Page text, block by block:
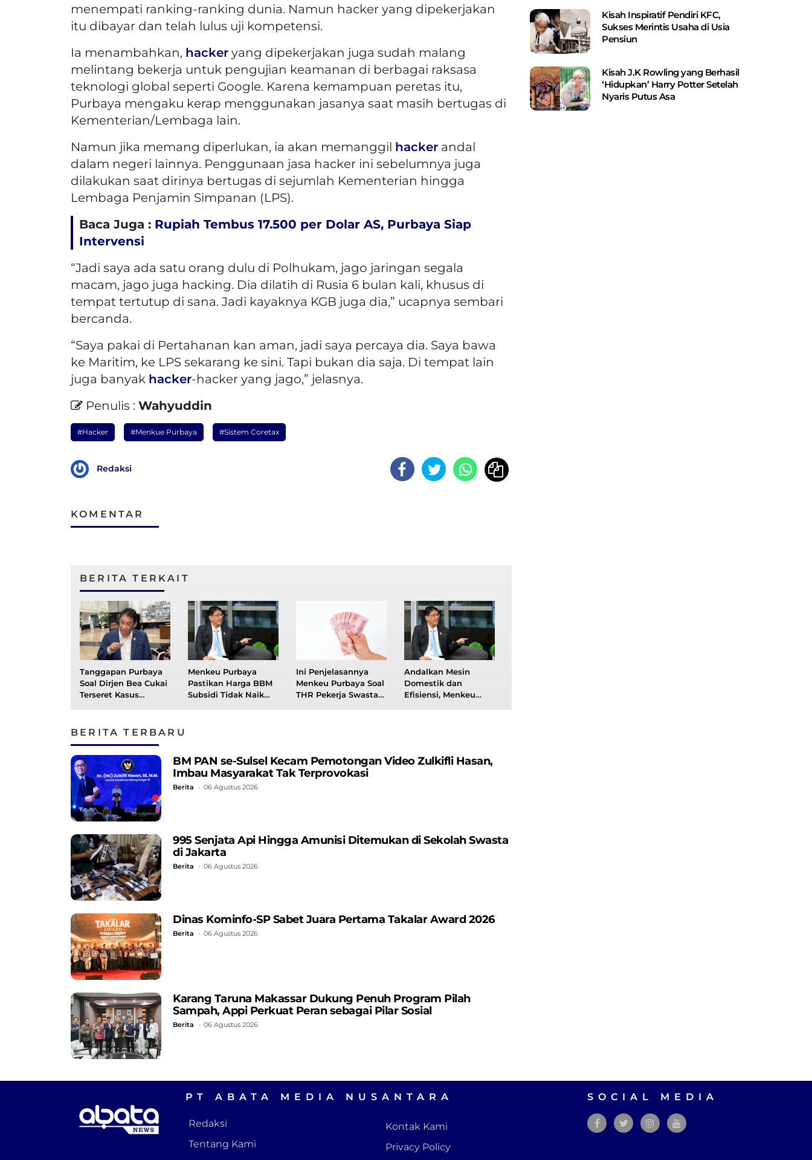
menempati ranking-ranking dunia. Namun hacker yang dipekerjakan
itu dibayar dan telah lulus uji kompetensi.
Ia menambahkan, hacker yang dipekerjakan juga sudah malang
melintang bekerja untuk pengujian keamanan di berbagai raksasa
teknologi global seperti Google. Karena kemampuan peretas itu,
Purbaya mengaku kerap menggunakan jasanya saat masih bertugas di
Kementerian/Lembaga lain.
Namun jika memang diperlukan, ia akan memanggil hacker andal
dalam negeri lainnya. Penggunaan jasa hacker ini sebelumnya juga
dilakukan saat dirinya bertugas di sejumlah Kementerian hingga
Lembaga Penjamin Simpanan (LPS).
Baca Juga : Rupiah Tembus 17.500 per Dolar AS, Purbaya Siap
Intervensi
“Jadi saya ada satu orang dulu di Polhukam, jago jaringan segala
macam, jago juga hacking. Dia dilatih di Rusia 6 bulan kali, khusus di
tempat tertutup di sana. Jadi kayaknya KGB juga dia,” ucapnya sembari
bercanda.
“Saya pakai di Pertahanan kan aman, jadi saya percaya dia. Saya bawa
ke Maritim, ke LPS sekarang ke sini. Tapi bukan dia saja. Di tempat lain
juga banyak hacker-hacker yang jago,” jelasnya.
Penulis : Wahyuddin
#Hacker #Menkue Purbaya #Sistem Coretax
Redaksi
KOMENTAR
BERITA TERKAIT
Tanggapan Purbaya
Soal Dirjen Bea Cukai
Terseret Kasus
Menkeu Purbaya
Pastikan Harga BBM
Subsidi Tidak Naik
Ini Penjelasannya
Menkeu Purbaya Soal
THR Pekerja Swasta
Andalkan Mesin
Domestik dan
Efisiensi, Menkeu
BERITA TERBARU
BM PAN se-Sulsel Kecam Pemotongan Video Zulkifli Hasan,
Imbau Masyarakat Tak Terprovokasi
Berita 06 Agustus 2026
995 Senjata Api Hingga Amunisi Ditemukan di Sekolah Swasta
di Jakarta
Berita 06 Agustus 2026
Dinas Kominfo-SP Sabet Juara Pertama Takalar Award 2026
Berita 06 Agustus 2026
Karang Taruna Makassar Dukung Penuh Program Pilah
Sampah, Appi Perkuat Peran sebagai Pilar Sosial
Berita 06 Agustus 2026
Kisah Inspiratif Pendiri KFC,
Sukses Merintis Usaha di Usia
Pensiun
Kisah J.K Rowling yang Berhasil
‘Hidupkan’ Harry Potter Setelah
Nyaris Putus Asa
PT ABATA MEDIA NUSANTARA
Redaksi
Tentang Kami
Kontak Kami
Privacy Policy
SOCIAL MEDIA